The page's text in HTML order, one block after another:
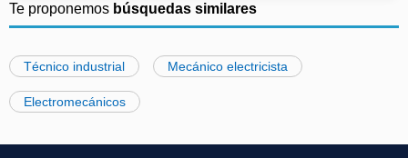
Te proponemos búsquedas similares
Técnico industrial Mecánico electricista
Electromecánicos